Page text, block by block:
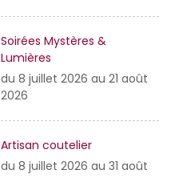
Soirées Mystères &
Lumières
du 8 juillet 2026 au 21 août
2026
Artisan coutelier
du 8 juillet 2026 au 31 août